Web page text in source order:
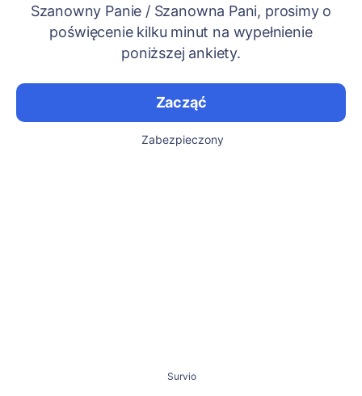
Szanowny Panie / Szanowna Pani, prosimy o
poświęcenie kilku minut na wypełnienie
poniższej ankiety.
Zacząć
Zabezpieczony
Survio